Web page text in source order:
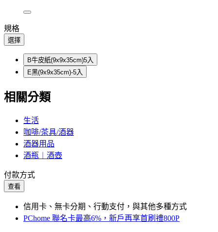
規格
選擇
B牛皮紙(9x9x35cm)5入
E黑(9x9x35cm)-5入
相關分類
生活
咖啡/茶具/酒器
酒器用品
酒瓶︱酒壺
付款方式
查看
信用卡、無卡分期、行動支付，與其他多種方式
PChome 聯名卡最高6%，新戶再享首刷禮800P